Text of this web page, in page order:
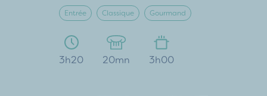
Entrée Classique Gourmand
3h20 20mn 3h00